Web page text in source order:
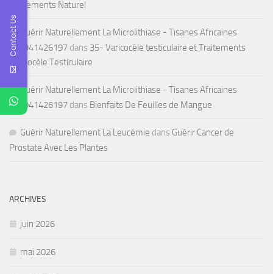
Traitements Naturel
Guérir Naturellement La Microlithiase - Tisanes Africaines
+22941426197 dans 35- Varicocèle testiculaire et Traitements
Varicocèle Testiculaire
Guérir Naturellement La Microlithiase - Tisanes Africaines
+22941426197 dans Bienfaits De Feuilles de Mangue
Guérir Naturellement La Leucémie dans Guérir Cancer de
Prostate Avec Les Plantes
ARCHIVES
juin 2026
mai 2026
Contact Us